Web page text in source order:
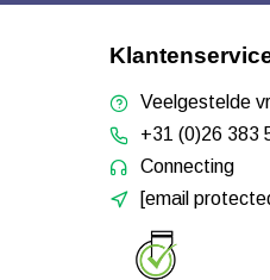
Veelgestelde
+31 (0)26 383
Connecting
[email